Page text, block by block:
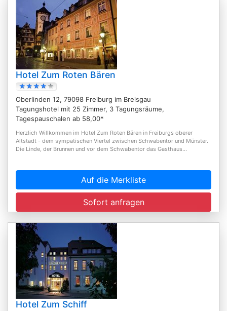
Hotel Zum Roten Bären
Oberlinden 12, 79098 Freiburg im Breisgau
Tagungshotel mit 25 Zimmer, 3 Tagungsräume,
Tagespauschalen ab 58,00*
Herzlich Willkommen im Hotel Zum Roten Bären in Freiburgs oberer
Altstadt - dem sympatischen Viertel zwischen Schwabentor und Münster.
Die Linde, der Brunnen und vor dem Schwabentor das Gasthaus...
Auf die Merkliste
Sofort anfragen
Hotel Zum Schiff